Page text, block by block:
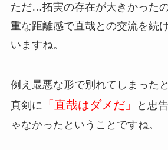
ただ…拓実の存在が大きかった
重な距離感で直哉との交流を続
いますね。
例え最悪な形で別れてしまった
真剣に
「直哉はダメだ」
と忠
ゃなかったということですね。